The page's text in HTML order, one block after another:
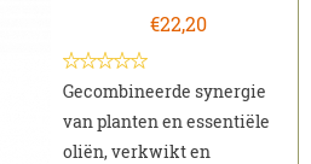
€22,20
Gecombineerde synergie
van planten en essentiële
oliën, verkwikt en